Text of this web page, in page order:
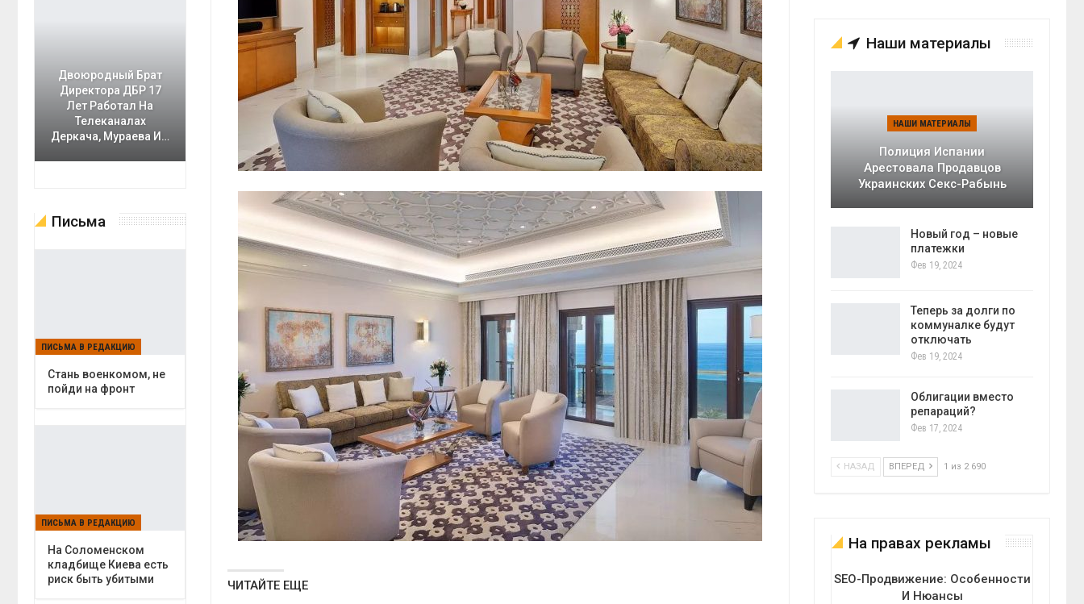
ЧИТАЙТЕ ЕЩЕ
Наши материалы
НАШИ МАТЕРИАЛЫ
Полиция Испании
Арестовала Продавцов
Украинских Секс-Рабынь
Новый год – новые
платежки
Фев 19, 2024
Теперь за долги по
коммуналке будут
отключать
Фев 19, 2024
Облигации вместо
репараций?
Фев 17, 2024
НАЗАД ВПЕРЕД 1 из 2 690
На правах рекламы
SEO-Продвижение: Особенности
И Нюансы
Двоюродный Брат
Директора ДБР 17
Лет Работал На
Телеканалах
Деркача, Мураева И…
Письма
ПИСЬМА В РЕДАКЦИЮ
Cтань военкомом, не
пойди на фронт
ПИСЬМА В РЕДАКЦИЮ
На Соломенском
кладбище Киева есть
риск быть убитыми